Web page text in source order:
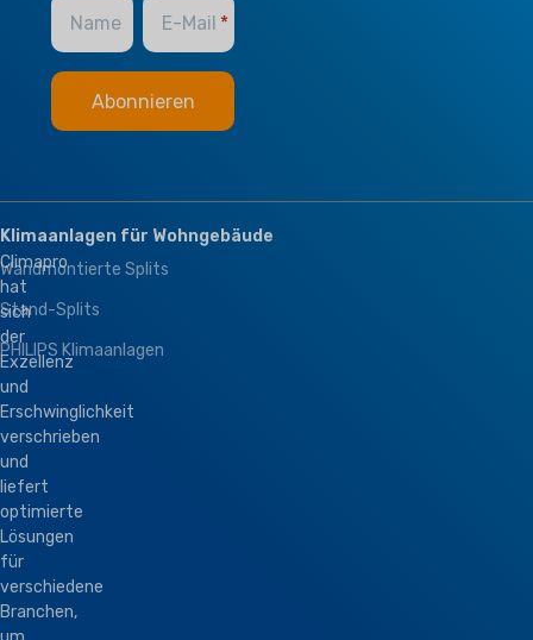
Name E-Mail
Climapro
hat
sich
der
Exzellenz
und
Erschwinglichkeit
verschrieben
und
liefert
optimierte
Lösungen
für
verschiedene
Branchen,
Klimaanlagen für Wohngebäude
Wandmontierte Splits
Stand-Splits
PHILIPS Klimaanlagen